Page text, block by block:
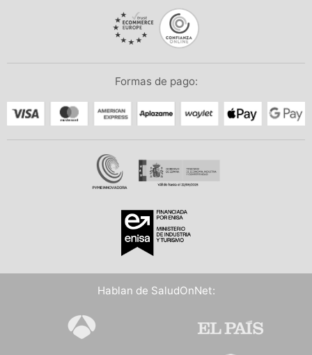
Formas de pago:
Hablan de SaludOnNet: